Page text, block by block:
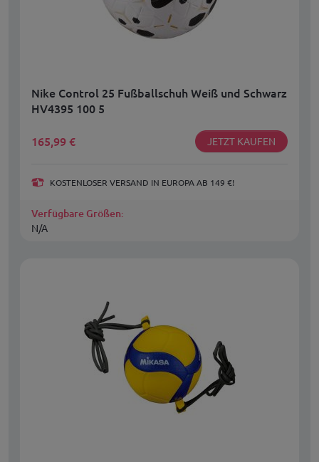
Nike Control 25 Fußballschuh Weiß und Schwarz
HV4395 100 5
165,99 € JETZT KAUFEN
KOSTENLOSER VERSAND IN EUROPA AB 149 €!
Verfügbare Größen:
N/A